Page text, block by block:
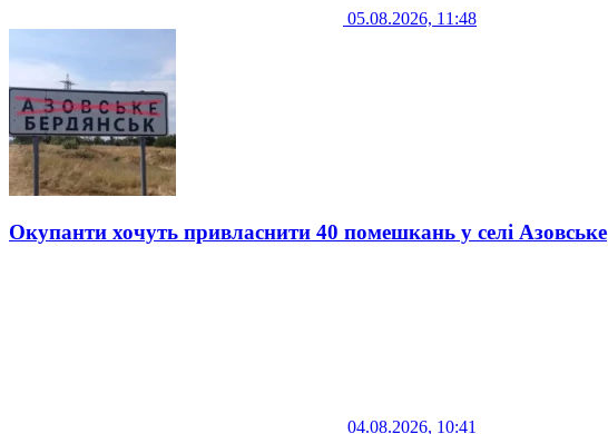
05.08.2026, 11:48
Окупанти хочуть привласнити 40 помешкань у селі Азовське
04.08.2026, 10:41